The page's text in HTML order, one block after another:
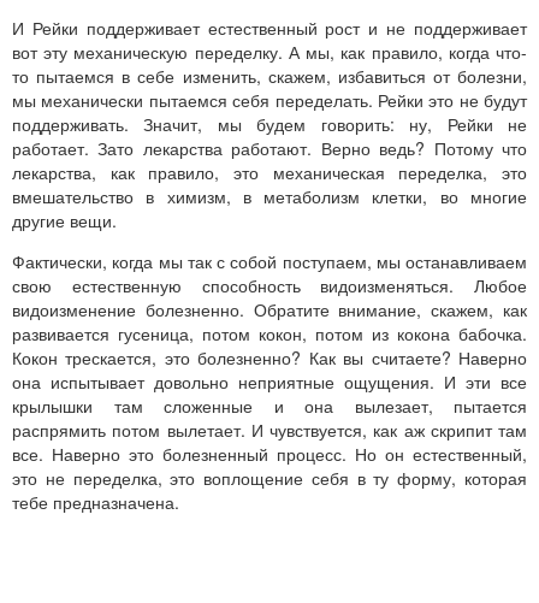
И Рейки поддерживает естественный рост и не поддерживает
вот эту механическую переделку. А мы, как правило, когда что-
то пытаемся в себе изменить, скажем, избавиться от болезни,
мы механически пытаемся себя переделать. Рейки это не будут
поддерживать. Значит, мы будем говорить: ну, Рейки не
работает. Зато лекарства работают. Верно ведь? Потому что
лекарства, как правило, это механическая переделка, это
вмешательство в химизм, в метаболизм клетки, во многие
другие вещи.
Фактически, когда мы так с собой поступаем, мы останавливаем
свою естественную способность видоизменяться. Любое
видоизменение болезненно. Обратите внимание, скажем, как
развивается гусеница, потом кокон, потом из кокона бабочка.
Кокон трескается, это болезненно? Как вы считаете? Наверно
она испытывает довольно неприятные ощущения. И эти все
крылышки там сложенные и она вылезает, пытается
распрямить потом вылетает. И чувствуется, как аж скрипит там
все. Наверно это болезненный процесс. Но он естественный,
это не переделка, это воплощение себя в ту форму, которая
тебе предназначена.